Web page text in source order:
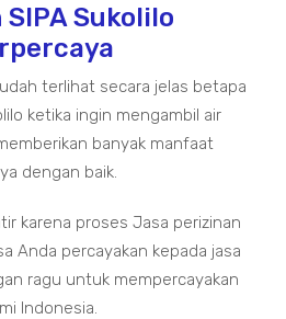
Sukolilo
terlihat secara jelas betapa
ketika ingin mengambil air
banyak manfaat
dengan baik.
karena proses Jasa perizinan
Anda percayakan kepada jasa
ragu untuk mempercayakan
Indonesia.